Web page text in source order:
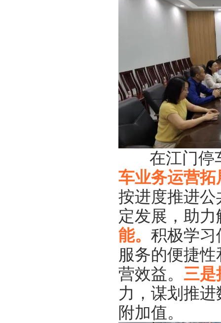
在江门停
车业务运营拓
按进度推进
定发展，助
能。 积极学
服务的便捷
营效益。 三是
力，谋划推
附加值。